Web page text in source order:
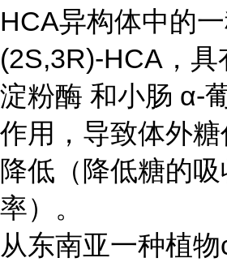
HCA异构体中的一
(2S,3R)-HCA，具
淀粉酶 和小肠 α-
作用，导致体外
降低（降低糖的吸
率）。
从东南亚一种植